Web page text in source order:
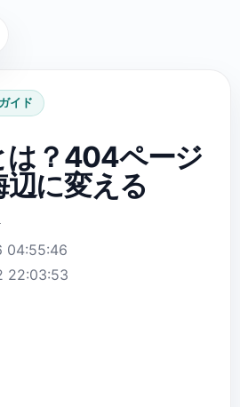
イド
？404ページ
に変える
04:55:46
22:03:53